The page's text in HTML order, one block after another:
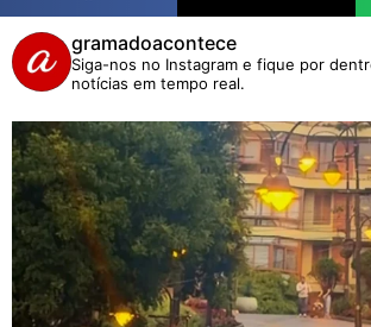
gramadoacontece
Siga-nos no Instagram e fique por
notícias em tempo real.